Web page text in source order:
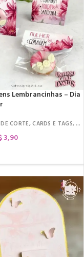
, DIA DA MULHER
Lembrancinhas – Dia
CORTE,CARDS E TAGS,
3,90